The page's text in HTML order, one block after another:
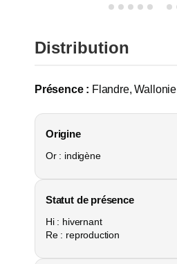
Distribution
Présence : Flandre, Wallonie
Origine
Or : indigène
Statut de présence
Hi : hivernant
Re : reproduction